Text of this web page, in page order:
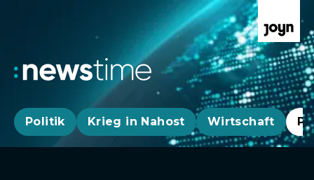
Politik Krieg in Nahost Wirtschaft